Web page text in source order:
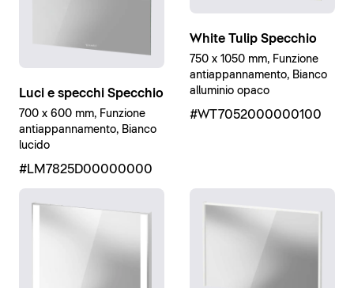
Luci e specchi Specchio
700 x 600 mm, Funzione
antiappannamento, Bianco
lucido
#LM7825D00000000
White Tulip Specchio
750 x 1050 mm, Funzione
antiappannamento, Bianco
alluminio opaco
#WT7052000000100